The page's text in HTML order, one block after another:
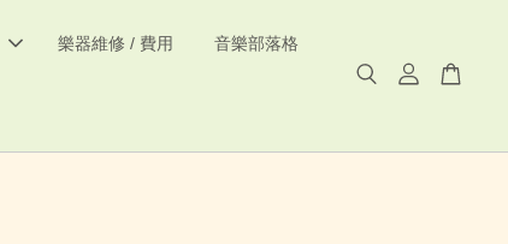
樂器維修 / 費用 音樂部落格